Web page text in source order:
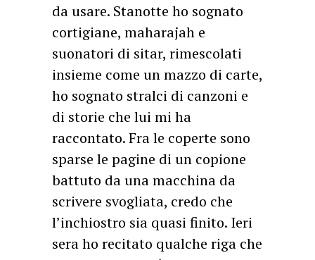
da usare. Stanotte ho sognato
cortigiane, maharajah e
suonatori di sitar, rimescolati
insieme come un mazzo di carte,
ho sognato stralci di canzoni e
di storie che lui mi ha
raccontato. Fra le coperte sono
sparse le pagine di un copione
battuto da una macchina da
scrivere svogliata, credo che
l’inchiostro sia quasi finito. Ieri
sera ho recitato qualche riga che